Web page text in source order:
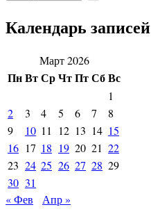
Календарь записей
Март 2026
ПнВтСрЧтПтСбВс
1
2
3 4 5 6 7
8
9
10 11 12 13 14 15
16 17 18 19 20 21 22
23 24 25 26 27 28 29
30 31
« Фев
Апр »